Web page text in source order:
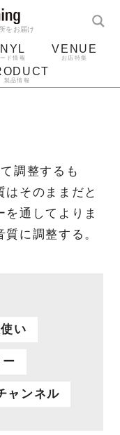
をお届け
ド情報
VENUE
お店特集
製品情報
調整するも
そのままだと
通してよりま
に調整する。
い
ャンネル